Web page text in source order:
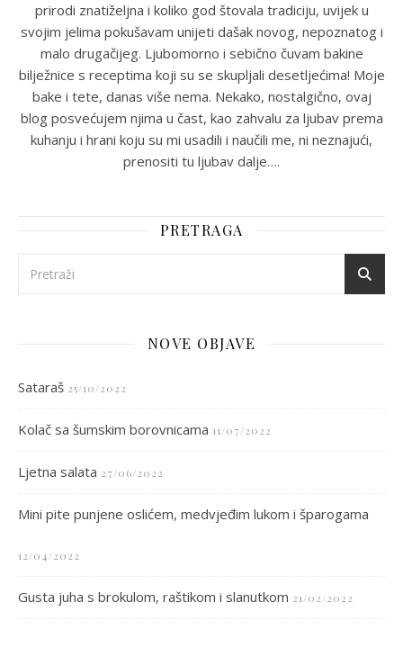
prirodi znatiželjna i koliko god štovala tradiciju, uvijek u
svojim jelima pokušavam unijeti dašak novog, nepoznatog i
malo drugačijeg. Ljubomorno i sebično čuvam bakine
bilježnice s receptima koji su se skupljali desetljećima! Moje
bake i tete, danas više nema. Nekako, nostalgično, ovaj
blog posvećujem njima u čast, kao zahvalu za ljubav prema
kuhanju i hrani koju su mi usadili i naučili me, ni neznajući,
prenositi tu ljubav dalje….
PRETRAGA
NOVE OBJAVE
Sataraš 25/10/2022
Kolač sa šumskim borovnicama 11/07/2022
Ljetna salata 27/06/2022
Mini pite punjene oslićem, medvjeđim lukom i šparogama
12/04/2022
Gusta juha s brokulom, raštikom i slanutkom 21/02/2022